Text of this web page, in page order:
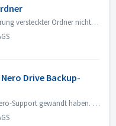
Nero BackItUp unterstützt die Sicherung versteckter Ordner nicht. Sie müssen zunächst das Attribut „Versteckt“ des Ordners deaktivieren. 1. Öffnen Sie das ...
Drive Backup-
Vielen Dank, dass Sie sich an den Nero-Support gewandt haben. Nero Drive Backup hat alle Daten Ihrer Festplatte gespeichert. Dabei handelt es sich um eine ...